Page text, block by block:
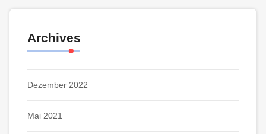
Archives
Dezember 2022
Mai 2021